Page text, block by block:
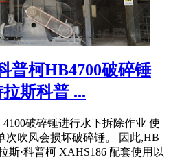
普柯HB4700破碎锤
斯科普 ...
4100破碎锤进行水下拆除作业 使
次吹风会损坏破碎锤。 因此,HB
斯·科普柯 XAHS186 配套使用以